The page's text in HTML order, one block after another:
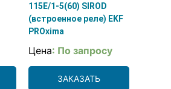
115E/1-5(60) SIROD
(встроенное реле) EKF
PROxima
Цена: По запросу
ЗАКАЗАТЬ